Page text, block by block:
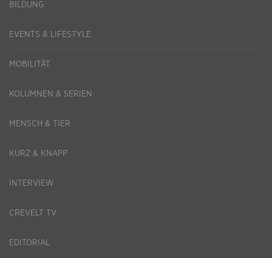
BILDUNG
EVENTS & LIFESTYLE
MOBILITÄT
KOLUMNEN & SERIEN
MENSCH & TIER
KURZ & KNAPP
INTERVIEW
CREVELT TV
EDITORIAL